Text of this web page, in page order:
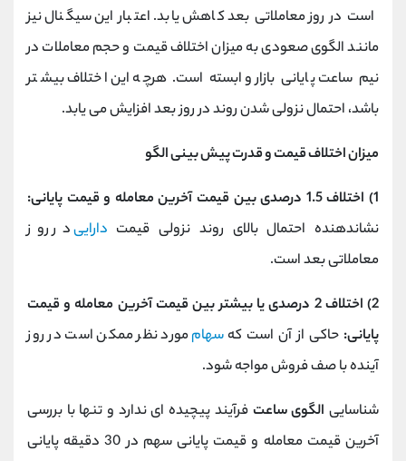
است در روز معاملاتی بعد کاهش یابد. اعتبار این سیگنال نیز
مانند الگوی صعودی به میزان اختلاف قیمت و حجم معاملات در
نیم ساعت پایانی بازار وابسته است. هرچه این اختلاف بیشتر
باشد، احتمال نزولی شدن روند در روز بعد افزایش می ‌یابد.
میزان اختلاف قیمت و قدرت پیش ‌بینی الگو
1) اختلاف 1.5 درصدی بین قیمت آخرین معامله و قیمت پایانی:
نشاندهنده احتمال بالای روند نزولی قیمت داراییدر روز
معاملاتی بعد است.
2) اختلاف 2 درصدی یا بیشتر بین قیمت آخرین معامله و قیمت
پایانی: حاکی از آن است کهسهاممورد نظر ممکن است در روز
آینده با صف فروش مواجه شود.
شناسایی الگوی ساعت فرآیند پیچیده ای ندارد و تنها با بررسی
آخرین قیمت معامله و قیمت پایانی سهم در 30 دقیقه پایانی